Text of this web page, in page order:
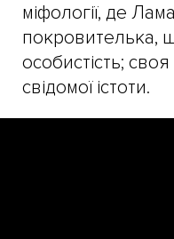
міфології, де
покровителька,
особистість;
свідомої істоти.